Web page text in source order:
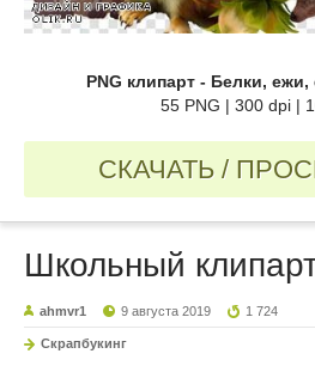
PNG клипарт - Белки,
55 PNG | 300 dpi |
СКАЧАТЬ /
Школьный
ahmvr1 9 августа 2019 1 724
Скрапбукинг